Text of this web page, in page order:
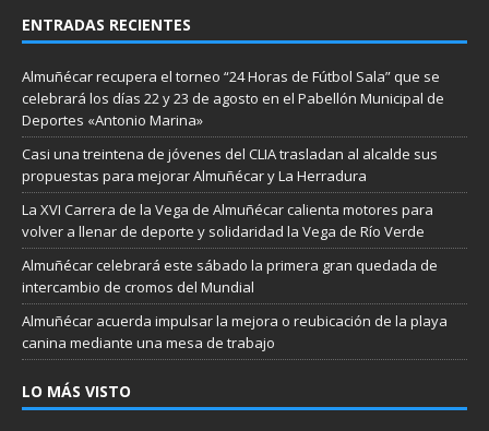
ENTRADAS RECIENTES
Almuñécar recupera el torneo “24 Horas de Fútbol Sala” que se
celebrará los días 22 y 23 de agosto en el Pabellón Municipal de
Deportes «Antonio Marina»
Casi una treintena de jóvenes del CLIA trasladan al alcalde sus
propuestas para mejorar Almuñécar y La Herradura
La XVI Carrera de la Vega de Almuñécar calienta motores para
volver a llenar de deporte y solidaridad la Vega de Río Verde
Almuñécar celebrará este sábado la primera gran quedada de
intercambio de cromos del Mundial
Almuñécar acuerda impulsar la mejora o reubicación de la playa
canina mediante una mesa de trabajo
LO MÁS VISTO